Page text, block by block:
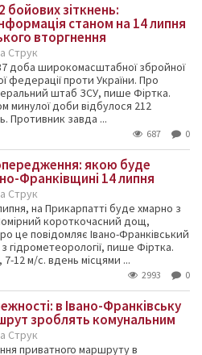
бойових зіткнень:
станом на 14 липня
вторгнення
Струк
доба широкомасштабної збройної
федерації проти України. Про
штаб ЗСУ, пише Фіртка.
минулої доби відбулося 212
Противник завда ...
687 0
якою буде
Франківщині 14 липня
Струк
на Прикарпатті буде хмарно з
короткочасний дощ,
це повідомляє Івано-Франківський
гідрометеорології, пише Фіртка.
7-12 м/с. вдень місцями ...
2993 0
в Івано-Франківську
зроблять комунальним
Струк
приватного маршруту в